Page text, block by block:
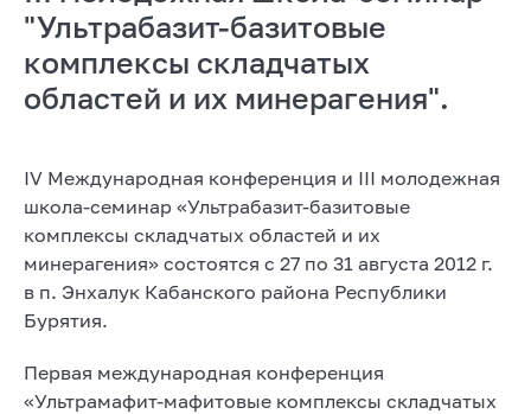
"Ультрабазит-базитовые
комплексы складчатых
областей и их минерагения".
IV Международная конференция и III молодежная
школа-семинар «Ультрабазит-базитовые
комплексы складчатых областей и их
минерагения» состоятся с 27 по 31 августа 2012 г.
в п. Энхалук Кабанского района Республики
Бурятия.
Первая международная конференция
«Ультрамафит-мафитовые комплексы складчатых